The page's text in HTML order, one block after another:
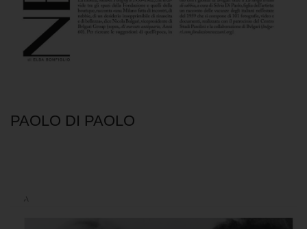
PAOLO DI PAOLO